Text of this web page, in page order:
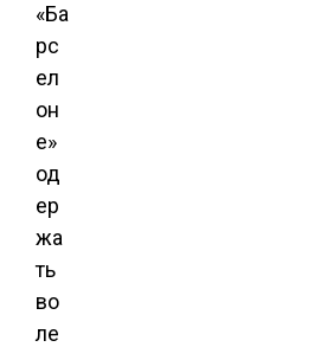
«Ба
рс
ел
он
е»
од
ер
жа
ть
во
ле